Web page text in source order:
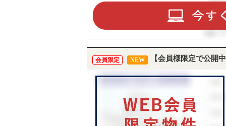
会員限定 NEW 【会員様限定で公開